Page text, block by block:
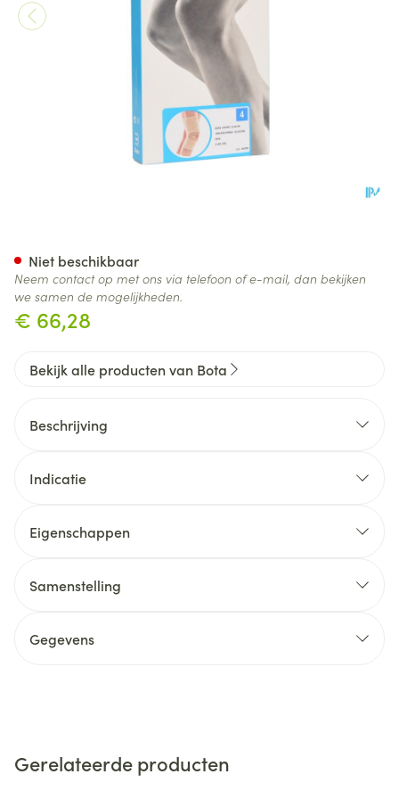
€ 66,28
Niet beschikbaar
Neem contact op met ons via telefoon of e-mail, dan bekijken
we samen de mogelijkheden.
Bekijk alle producten van Bota
Beschrijving
Indicatie
Eigenschappen
Samenstelling
Gegevens
Gerelateerde producten